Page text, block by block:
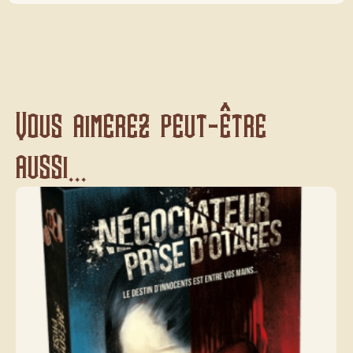
Vous aimerez peut-être
aussi...